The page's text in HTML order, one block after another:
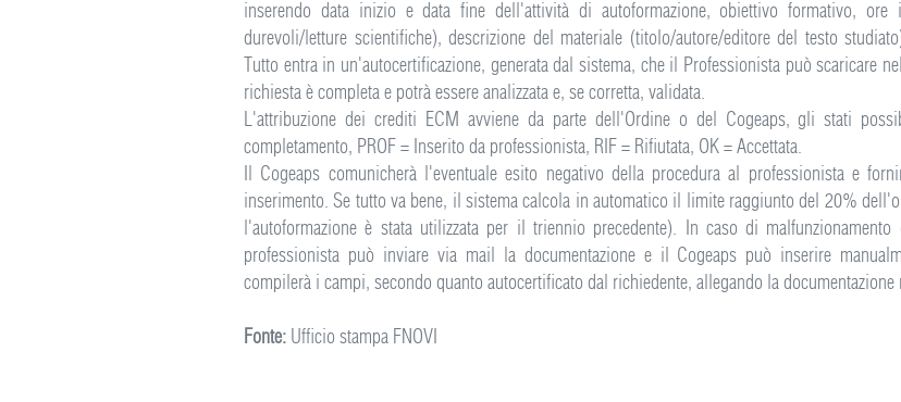
inserendo data inizio e data fine dell'attività di autoformazione, obiettivo formativo, ore
durevoli/letture scientifiche), descrizione del materiale (titolo/autore/editore del testo
Tutto entra in un'autocertificazione, generata dal sistema, che il Professionista può scaricare
richiesta è completa e potrà essere analizzata e, se corretta, validata.
L'attribuzione dei crediti ECM avviene da parte dell'Ordine o del Cogeaps, gli stati
completamento, PROF = Inserito da professionista, RIF = Rifiutata, OK = Accettata.
Il Cogeaps comunicherà l'eventuale esito negativo della procedura al professionista e
inserimento. Se tutto va bene, il sistema calcola in automatico il limite raggiunto del 20%
l'autoformazione è stata utilizzata per il triennio precedente). In caso di
professionista può inviare via mail la documentazione e il Cogeaps può inserire
compilerà i campi, secondo quanto autocertificato dal richiedente, allegando la documentazione
Fonte: Ufficio stampa FNOVI